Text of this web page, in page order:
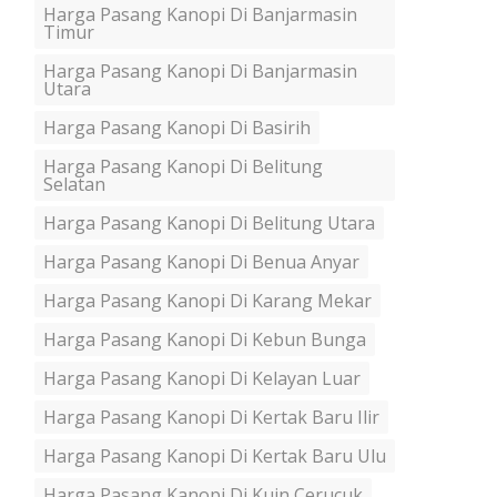
Harga Pasang Kanopi Di Banjarmasin
Timur
Harga Pasang Kanopi Di Banjarmasin
Utara
Harga Pasang Kanopi Di Basirih
Harga Pasang Kanopi Di Belitung
Selatan
Harga Pasang Kanopi Di Belitung Utara
Harga Pasang Kanopi Di Benua Anyar
Harga Pasang Kanopi Di Karang Mekar
Harga Pasang Kanopi Di Kebun Bunga
Harga Pasang Kanopi Di Kelayan Luar
Harga Pasang Kanopi Di Kertak Baru Ilir
Harga Pasang Kanopi Di Kertak Baru Ulu